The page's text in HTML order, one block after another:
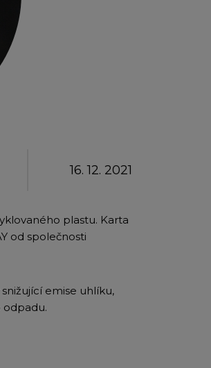
16. 12. 2021
plastu. Karta
od společnosti
emise uhlíku,
odpadu.